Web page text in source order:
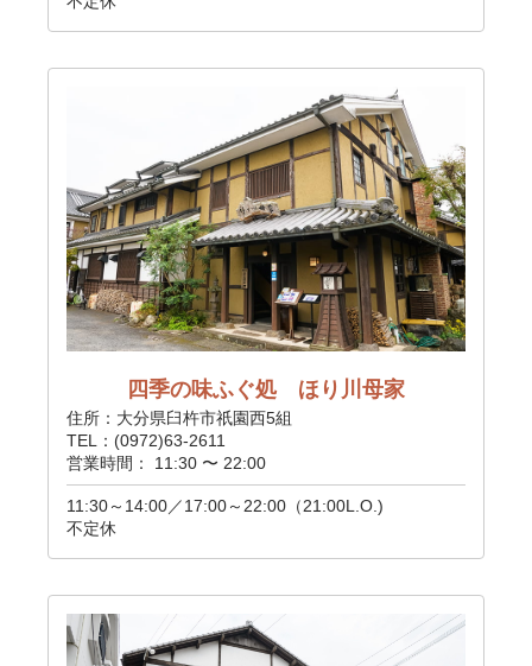
四季の味ふぐ処 ほり川母家
住所：大分県臼杵市祇園西5組
TEL：(0972)63-2611
営業時間： 11:30 〜 22:00
11:30～14:00／17:00～22:00（21:00L.O.)
不定休